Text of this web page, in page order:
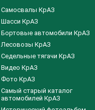
Самосвалы КрАЗ
Шасси КрАЗ
Бортовые автомобили КрАЗ
Лесовозы КрАЗ
Седельные тягачи КрАЗ
Видео КрАЗ
Фото КрАЗ
Самый старый каталог
автомобилей КрАЗ